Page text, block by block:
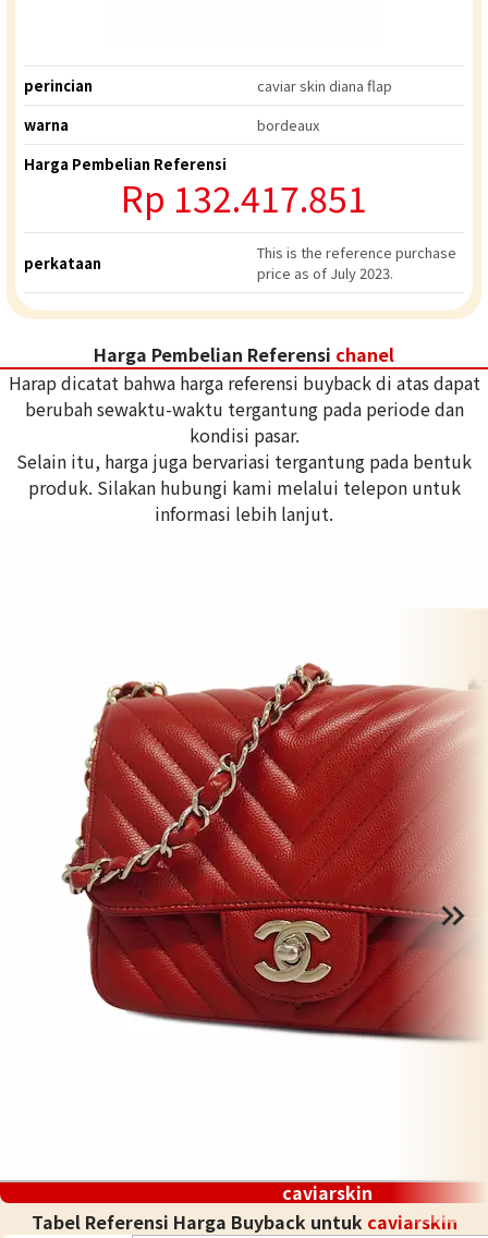
perincian
caviar skin diana flap
warna
bordeaux
Harga Pembelian Referensi
Rp 132.417.851
perkataan
This is the reference purchase
price as of July 2023.
Harga Pembelian Referensi chanel
Harap dicatat bahwa harga referensi buyback di atas dapat
berubah sewaktu-waktu tergantung pada periode dan
kondisi pasar.
Selain itu, harga juga bervariasi tergantung pada bentuk
produk. Silakan hubungi kami melalui telepon untuk
informasi lebih lanjut.
caviarskin
Tabel Referensi Harga Buyback untuk caviarskin